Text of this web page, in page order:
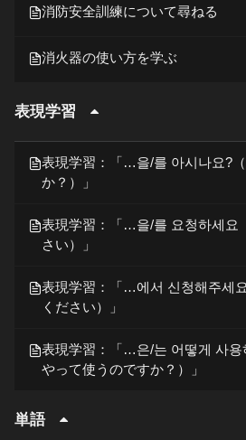
消防安全訓練について尋ねる
消火器の使い方を学ぶ
表現学習
表現学習：「…을/를 아시나요?
か？）」
表現学習：「…을/를 요청하세요
さい）」
表現学習：「…에서 신청해주세
ください）」
表現学習：「…은/는 어떻게 사용
やって使うのですか？）」
単語